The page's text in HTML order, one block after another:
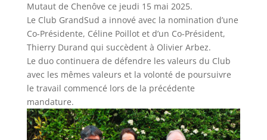
Mutaut de Chenôve ce jeudi 15 mai 2025.
Le Club GrandSud a innové avec la nomination d’une
Co-Présidente, Céline Poillot et d’un Co-Président,
Thierry Durand qui succèdent à Olivier Arbez.
Le duo continuera de défendre les valeurs du Club
avec les mêmes valeurs et la volonté de poursuivre
le travail commencé lors de la précédente
mandature.